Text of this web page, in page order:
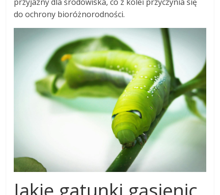
do ochrony bioróżnorodności.